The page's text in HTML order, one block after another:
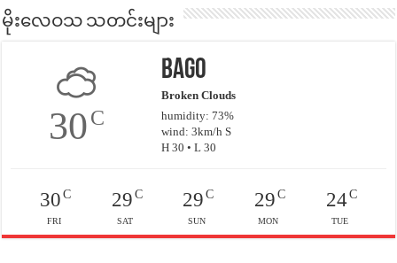
မိုးလေဝသ သတင်းများ
30C
Bago
Broken Clouds
humidity: 73%
wind: 3km/h S
H 30 • L 30
30C
FRI
29C
SAT
29 C
SUN
29C
MON
24C
TUE